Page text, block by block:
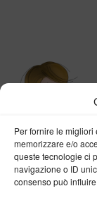
Per fornire le
memorizzare e/o
queste tecnologie ci
navigazione o ID
consenso può